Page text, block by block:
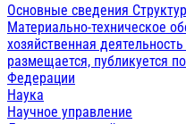
Основные сведения
Материально-техническое
хозяйственная деятельность
размещается, публикуется
Федерации
Наука
Научное управление